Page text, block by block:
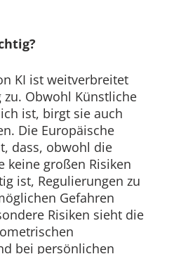
KI ist weitverbreitet
Obwohl Künstliche
ist, birgt sie auch
Die Europäische
dass, obwohl die
keine großen Risiken
ist, Regulierungen zu
Gefahren
Risiken sieht die
bei persönlichen